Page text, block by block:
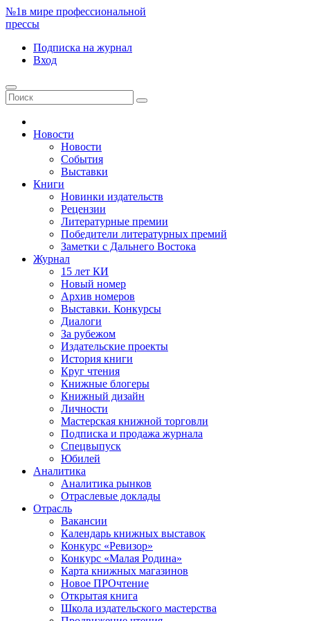
№1в мире профессиональной
прессы
Подписка на журнал
Вход
Новости
Новости
События
Выставки
Книги
Новинки издательств
Рецензии
Литературные премии
Победители литературных премий
Заметки с Дальнего Востока
Журнал
15 лет КИ
Новый номер
Архив номеров
Выставки. Конкурсы
Диалоги
За рубежом
Издательские проекты
История книги
Круг чтения
Книжные блогеры
Книжный дизайн
Личности
Мастерская книжной торговли
Подписка и продажа журнала
Спецвыпуск
Юбилей
Аналитика
Аналитика рынков
Отраслевые доклады
Отрасль
Вакансии
Календарь книжных выставок
Конкурс «Ревизор»
Конкурс «Малая Родина»
Карта книжных магазинов
Новое ПРОчтение
Открытая книга
Школа издательского мастерства